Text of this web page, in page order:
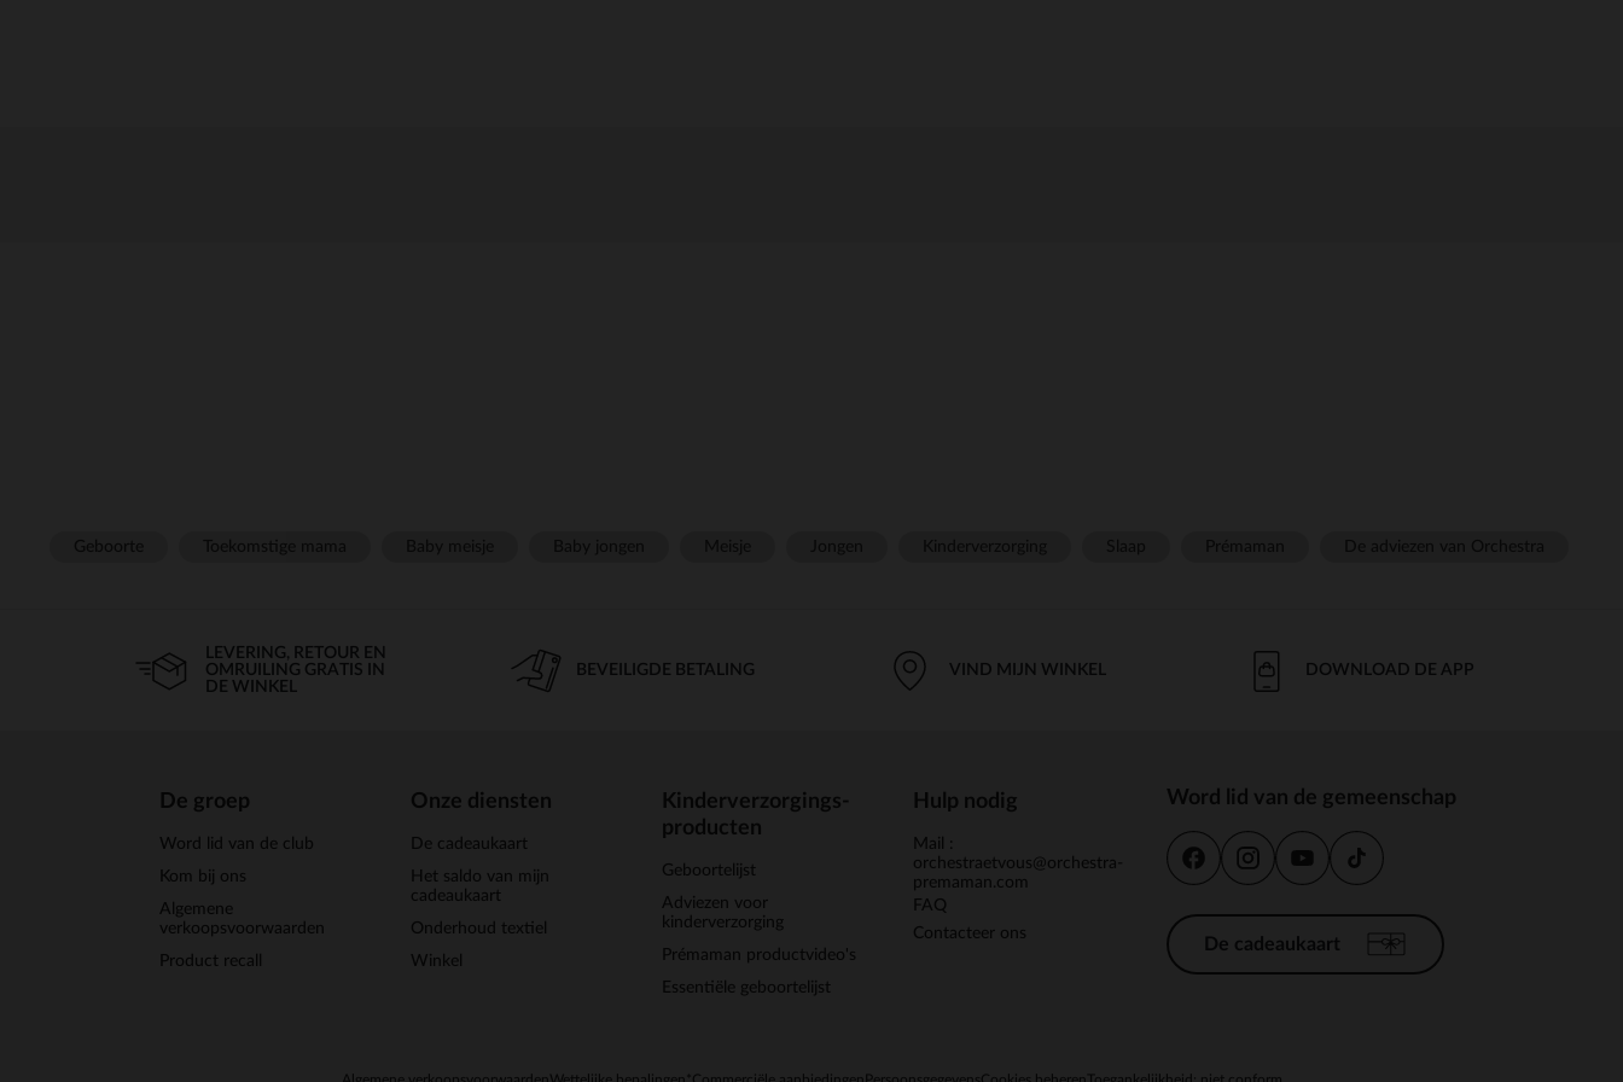
LEVERING, RETOUR EN
OMRUILING GRATIS IN
DE WINKEL
BEVEILIGDE BETALING VIND MIJN WINKEL DOWNLOAD DE APP
De groep
Word lid van de club
Kom bij ons
Algemene
verkoopsvoorwaarden
Product recall
Onze diensten
De cadeaukaart
Het saldo van mijn
cadeaukaart
Onderhoud textiel
Winkel
Kinderverzorgings-
producten
Geboortelijst
Adviezen voor
kinderverzorging
Prémaman productvideo's
Essentiële geboortelijst
Hulp nodig
Mail :
orchestraetvous@orchestra-
premaman.com
FAQ
Contacteer ons
Word lid van de gemeenschap
De cadeaukaart